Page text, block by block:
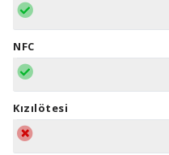
NFC
Kızılötesi